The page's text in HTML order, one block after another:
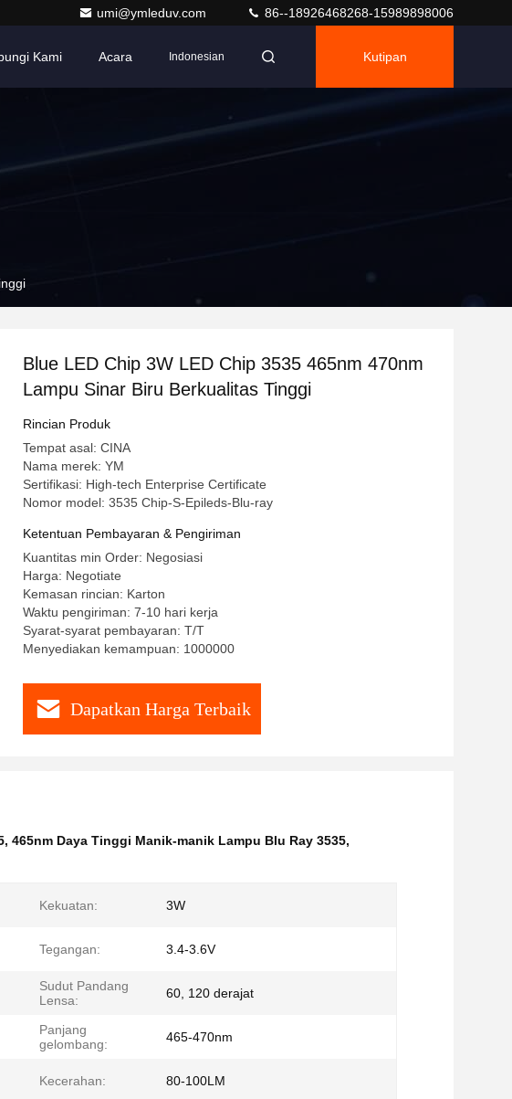
umi@ymleduv.com 86--18926468268-15989898006
Kami Acara Indonesian Kutipan
Blue LED Chip 3W LED Chip 3535 465nm 470nm
Lampu Sinar Biru Berkualitas Tinggi
Rincian Produk
Tempat asal: CINA
Nama merek: YM
Sertifikasi: High-tech Enterprise Certificate
Nomor model: 3535 Chip-S-Epileds-Blu-ray
Ketentuan Pembayaran & Pengiriman
Kuantitas min Order: Negosiasi
Harga: Negotiate
Kemasan rincian: Karton
Waktu pengiriman: 7-10 hari kerja
Syarat-syarat pembayaran: T/T
Menyediakan kemampuan: 1000000
Dapatkan Harga Terbaik
, 465nm Daya Tinggi Manik-manik Lampu Blu Ray 3535,
Kekuatan: 3W
Tegangan: 3.4-3.6V
Sudut Pandang
Lensa:
60, 120 derajat
Panjang
gelombang:
465-470nm
Kecerahan: 80-100LM